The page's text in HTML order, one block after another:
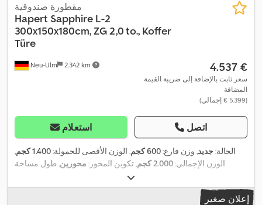
Neu-Ulm 2.342 km
مقطورة صندوقية
Hapert Sapphire L-2
300x150x180cm, ZG 2,0 to., Koffer
Türe
‏4.537 €
سعر ثابت بالإضافة إلى ضريبة القيمة
المضافة
(‏5.399 € إجمالي)
استعلام اتصل
الحالة:جديد, وزن فارغ:600 كجم , الوزن الأقصى للحمولة:1.400 كجم
,
الوزن الإجمالي:2.000 كجم , تكوين المحور: محورين , طول مساحة
, عرض مساحة التحميل:
التحميل:1.800 مم , حجم مساحة التحميل:8,1 م³ , لون:أبيض, ارتفاع البناء:
إعلان صغير